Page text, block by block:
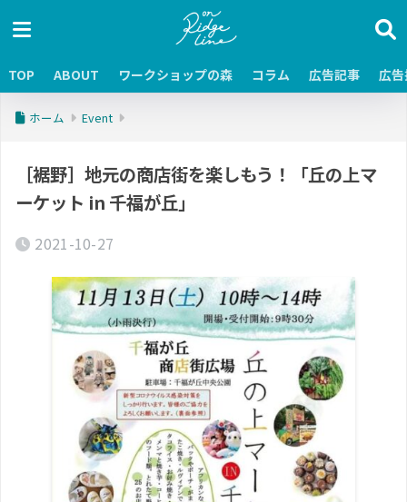
TOP ABOUT ワークショップの森 コラム 広告記事 広
ホーム Event
［裾野］地元の商店街を楽しもう！「丘の上マ
ーケット in 千福が丘」
2021-10-27